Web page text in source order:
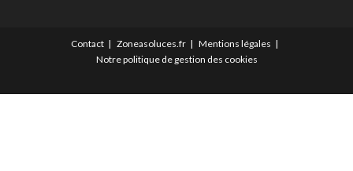
Contact Zoneasoluces.fr
Mentions légales
Notre politique de gestion des cookies